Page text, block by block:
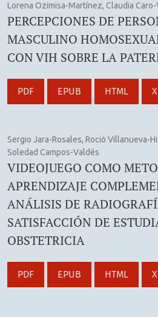
Lorena Ozimisa-Martínez, Claudia Caro-
PERCEPCIONES DE
MASCULINO
CON VIH SOBRE LA
PDF EPUB HTML
Sergio Jara-Rosales, Roció Villanueva-
Soledad Campos-Valdés
VIDEOJUEGO COMO
APRENDIZAJE
ANÁLISIS DE
SATISFACCIÓN DE
OBSTETRICIA
PDF EPUB HTML